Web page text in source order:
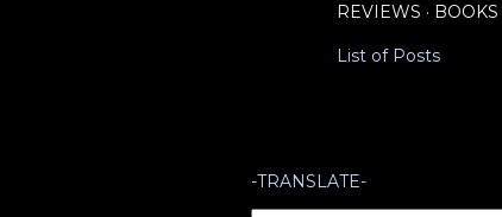
REVIEWS BOOKS
List of Posts
-TRANSLATE-